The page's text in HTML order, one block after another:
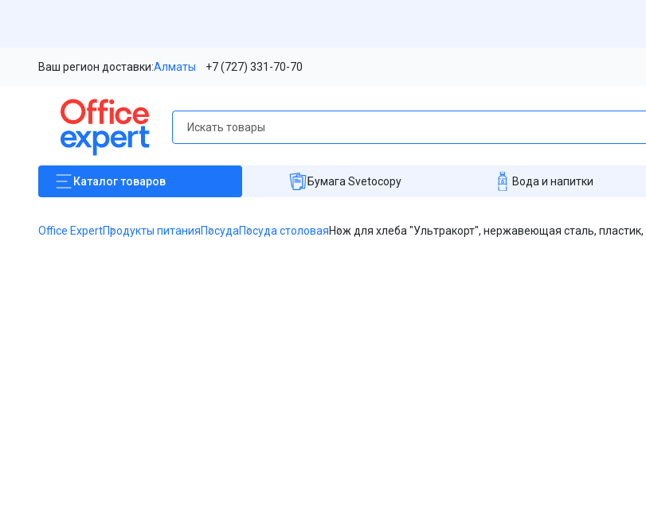
Ваш регион доставки:Алматы +7 (727) 331-70-70
Каталогтоваров Бумага Svetocopy Вода и напитки
Office ExpertПродукты питанияПосудаПосуда столоваяНож для хлеба "Ультракорт", нержавеющая сталь,